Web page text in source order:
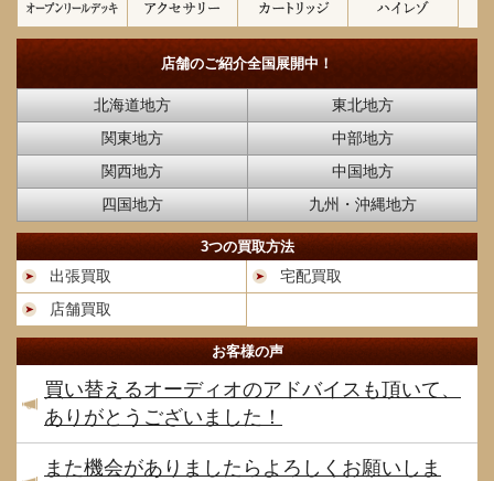
店舗のご紹介全国展開中！
北海道地方
東北地方
関東地方
中部地方
関西地方
中国地方
四国地方
九州・沖縄地方
3つの買取方法
出張買取
宅配買取
店舗買取
お客様の声
買い替えるオーディオのアドバイスも頂いて、
ありがとうございました！
また機会がありましたらよろしくお願いしま